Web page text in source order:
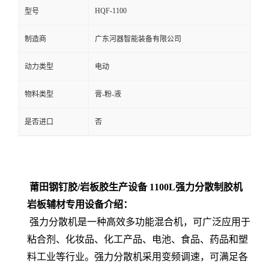
型号 HQF-1100
制造商 广东河器智能装备有限公司
动力类型 电动
物料类型 膏-粉-液
是否进口 否
莆田钢钉胶/岩板胶生产设备 1100L强力分散制胶机
岩板辅材专用设备介绍：
强力分散机是一种高效多功能混合机，可广泛应用于
粘合剂、化妆品、化工产品、电池、食品、药品和塑
料工业等行业。强力分散机采用变频调速，可满足各